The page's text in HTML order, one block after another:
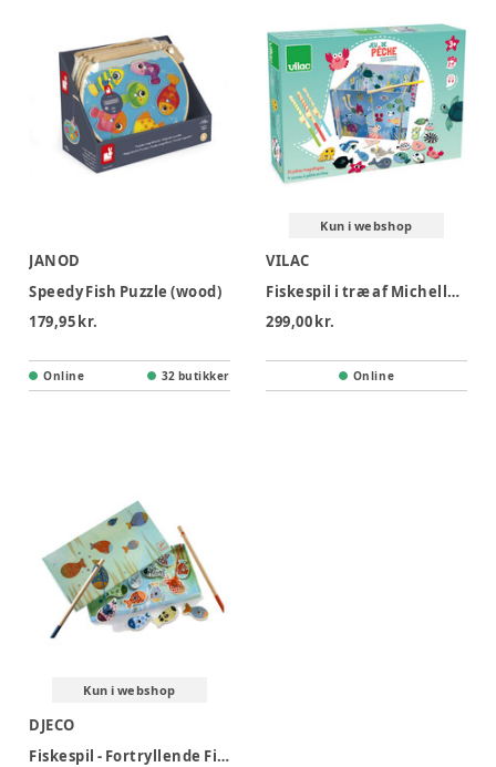
JANOD
Speedy Fish Puzzle (wood)
179,95 kr.
Online 32 butikker
Kun i webshop
VILAC
Fiskespil i træ af Michelle Carlslund
299,00 kr.
Online
Kun i webshop
DJECO
Fiskespil - Fortryllende Fiskning